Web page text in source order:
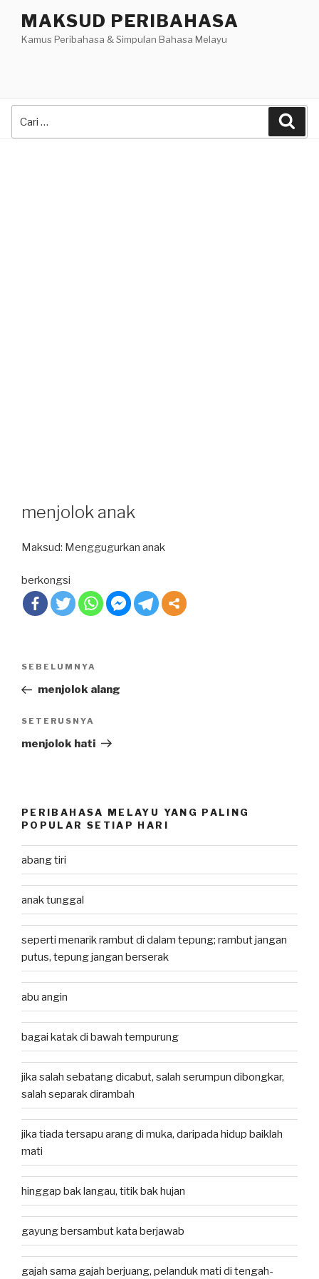
content
MAKSUD PERIBAHASA
Kamus Peribahasa & Simpulan Bahasa Melayu
menjolok anak
Maksud: Menggugurkan anak
berkongsi
Post
Previous
Post
SEBELUMNYA
menjolok alang
Next
Post
SETERUSNYA
menjolok hati
PERIBAHASA MELAYU YANG PALING
POPULAR SETIAP HARI
abang tiri
anak tunggal
seperti menarik rambut di dalam tepung; rambut jangan
putus, tepung jangan berserak
abu angin
bagai katak di bawah tempurung
jika salah sebatang dicabut, salah serumpun dibongkar,
salah separak dirambah
jika tiada tersapu arang di muka, daripada hidup baiklah
mati
hinggap bak langau, titik bak hujan
gayung bersambut kata berjawab
gajah sama gajah berjuang, pelanduk mati di tengah-